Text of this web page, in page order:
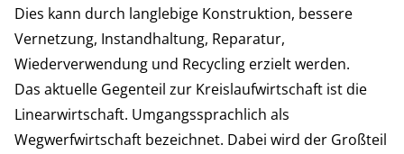
Dies kann durch langlebige Konstruktion, bessere
Vernetzung, Instandhaltung, Reparatur,
Wiederverwendung und Recycling erzielt werden.
Das aktuelle Gegenteil zur Kreislaufwirtschaft ist die
Linearwirtschaft. Umgangssprachlich als
Wegwerfwirtschaft bezeichnet. Dabei wird der Großteil